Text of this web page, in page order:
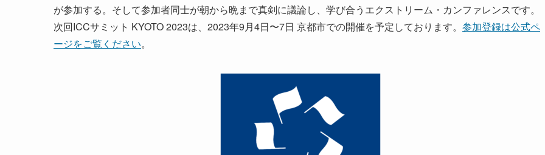
が参加する。そして参加者同士が朝から晩まで真剣に議論し、学び合うエクストリーム・カンファレンスです。
次回ICCサミット KYOTO 2023は、2023年9月4日〜7日 京都市での開催を予定しております。 参加登録は公式ペ
ージをご覧ください。